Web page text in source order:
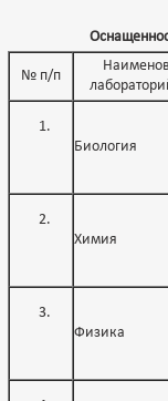
№ п/п
Биология
Химия
Физика